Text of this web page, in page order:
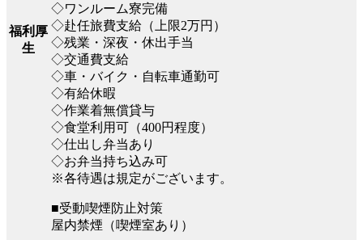
福利厚
生
◇ワンルーム寮完備
◇赴任旅費支給（上限2万円）
◇残業・深夜・休出手当
◇交通費支給
◇車・バイク・自転車通勤可
◇有給休暇
◇作業着無償貸与
◇食堂利用可（400円程度）
◇仕出し弁当あり
◇お弁当持ち込み可
※各待遇は規定がございます。
■受動喫煙防止対策
屋内禁煙（喫煙室あり）